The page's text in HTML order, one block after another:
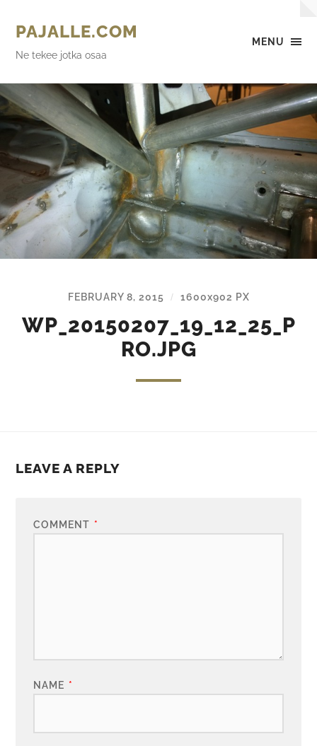
MENU
PAJALLE.COM
Ne tekee jotka osaa
FEBRUARY 8, 2015 / 1600x902 PX
WP_20150207_19_12_25_P
RO.JPG
LEAVE A REPLY
COMMENT *
NAME *